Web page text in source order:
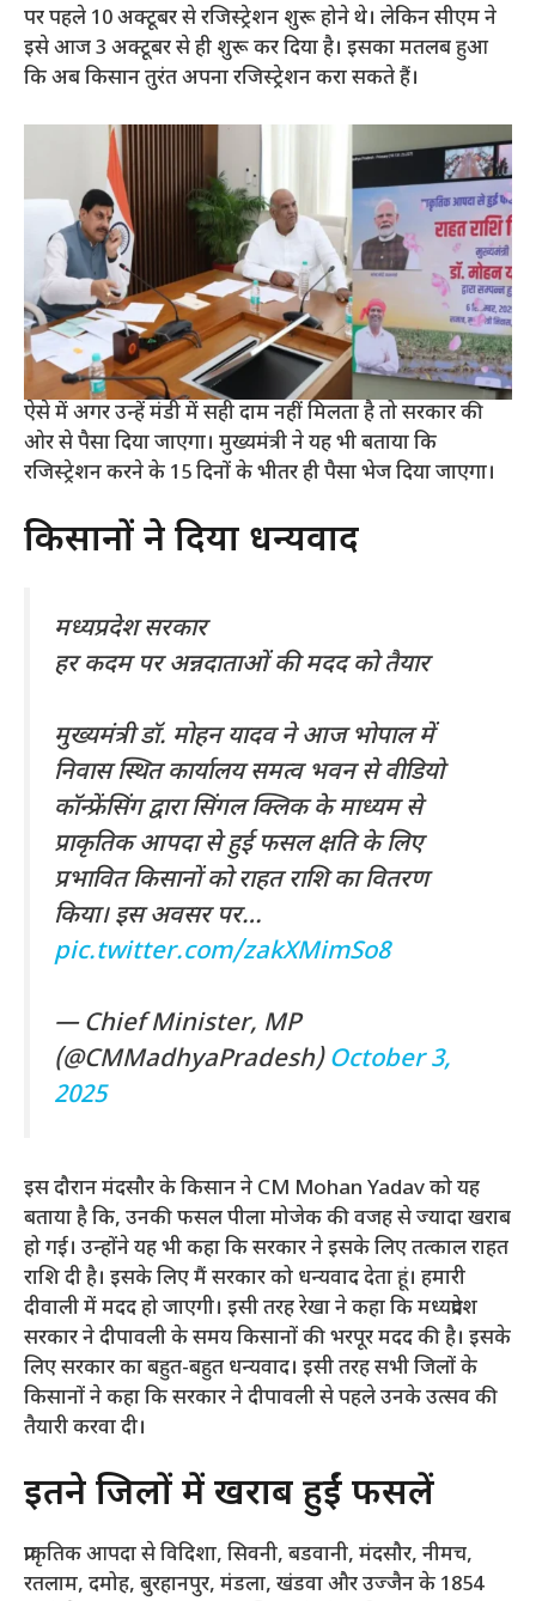
पर पहले 10 अक्टूबर से रजिस्ट्रेशन शुरू होने थे। लेकिन सीएम ने
इसे आज 3 अक्टूबर से ही शुरू कर दिया है। इसका मतलब हुआ
कि अब किसान तुरंत अपना रजिस्ट्रेशन करा सकते हैं।
ऐसे में अगर उन्हें मंडी में सही दाम नहीं मिलता है तो सरकार की
ओर से पैसा दिया जाएगा। मुख्यमंत्री ने यह भी बताया कि
रजिस्ट्रेशन करने के 15 दिनों के भीतर ही पैसा भेज दिया जाएगा।
किसानों ने दिया धन्यवाद
मध्यप्रदेश सरकार
हर कदम पर अन्नदाताओं की मदद को तैयार
मुख्यमंत्री डॉ. मोहन यादव ने आज भोपाल में
निवास स्थित कार्यालय समत्व भवन से वीडियो
कॉन्फ्रेंसिंग द्वारा सिंगल क्लिक के माध्यम से
प्राकृतिक आपदा से हुई फसल क्षति के लिए
प्रभावित किसानों को राहत राशि का वितरण
किया। इस अवसर पर…
pic.twitter.com/zakXMimSo8
— Chief Minister, MP
(@CMMadhyaPradesh)October 3,
2025
इस दौरान मंदसौर के किसान ने CM Mohan Yadav को यह
बताया है कि, उनकी फसल पीला मोजेक की वजह से ज्यादा खराब
हो गई। उन्होंने यह भी कहा कि सरकार ने इसके लिए तत्काल राहत
राशि दी है। इसके लिए मैं सरकार को धन्यवाद देता हूं। हमारी
दीवाली में मदद हो जाएगी। इसी तरह रेखा ने कहा कि मध्यप्रदेश
सरकार ने दीपावली के समय किसानों की भरपूर मदद की है। इसके
लिए सरकार का बहुत-बहुत धन्यवाद। इसी तरह सभी जिलों के
किसानों ने कहा कि सरकार ने दीपावली से पहले उनके उत्सव की
तैयारी करवा दी।
इतने जिलों में खराब हुईं फसलें
प्राकृतिक आपदा से विदिशा, सिवनी, बडवानी, मंदसौर, नीमच,
रतलाम, दमोह, बुरहानपुर, मंडला, खंडवा और उज्जैन के 1854